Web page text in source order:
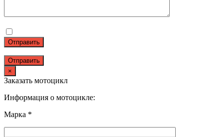
Отправить
×
Заказать мотоцикл
Информация о мотоцикле:
Марка *